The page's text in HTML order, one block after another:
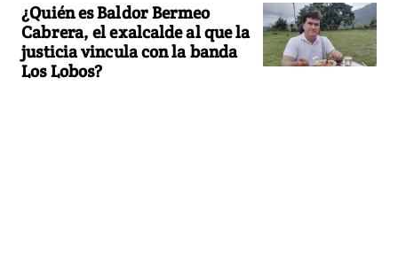
¿Quién es Baldor Bermeo
Cabrera, el exalcalde al que la
justicia vincula con la banda
Los Lobos?